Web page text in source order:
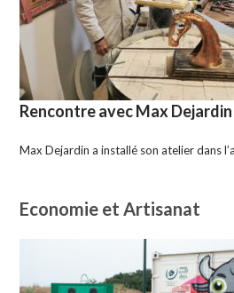
Rencontre avec Max
Max Dejardin a installé son atelier dans
Economie et Artisanat